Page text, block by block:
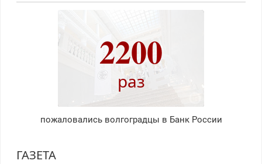
2200
раз
пожаловались волгоградцы в Банк России
ГАЗЕТА